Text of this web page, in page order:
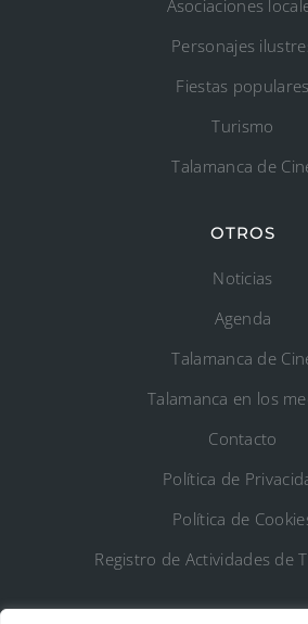
Asociaciones
Personajes
Fiestas populares
Turismo
Talamanca de
OTROS
Noticias
Agenda
Talamanca de
Talamanca en los
Contacto
Política de
Política de
Registro de Actividades de